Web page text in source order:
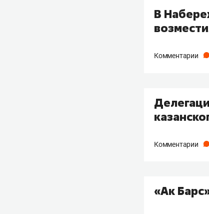
В
Комментарии
Комментарии
«Ак